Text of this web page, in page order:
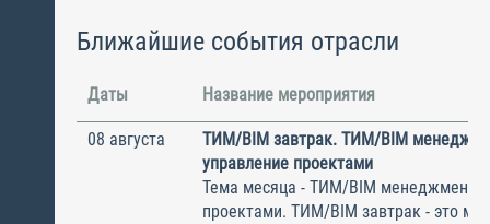
Ближайшие события отрасли
Даты Название мероприятия
08 августа
ТИМ/BIM завтрак. ТИМ/BIM
управление проектами
Тема месяца - ТИМ/BIM менеджмент и
проектами. ТИМ/BIM завтрак - это